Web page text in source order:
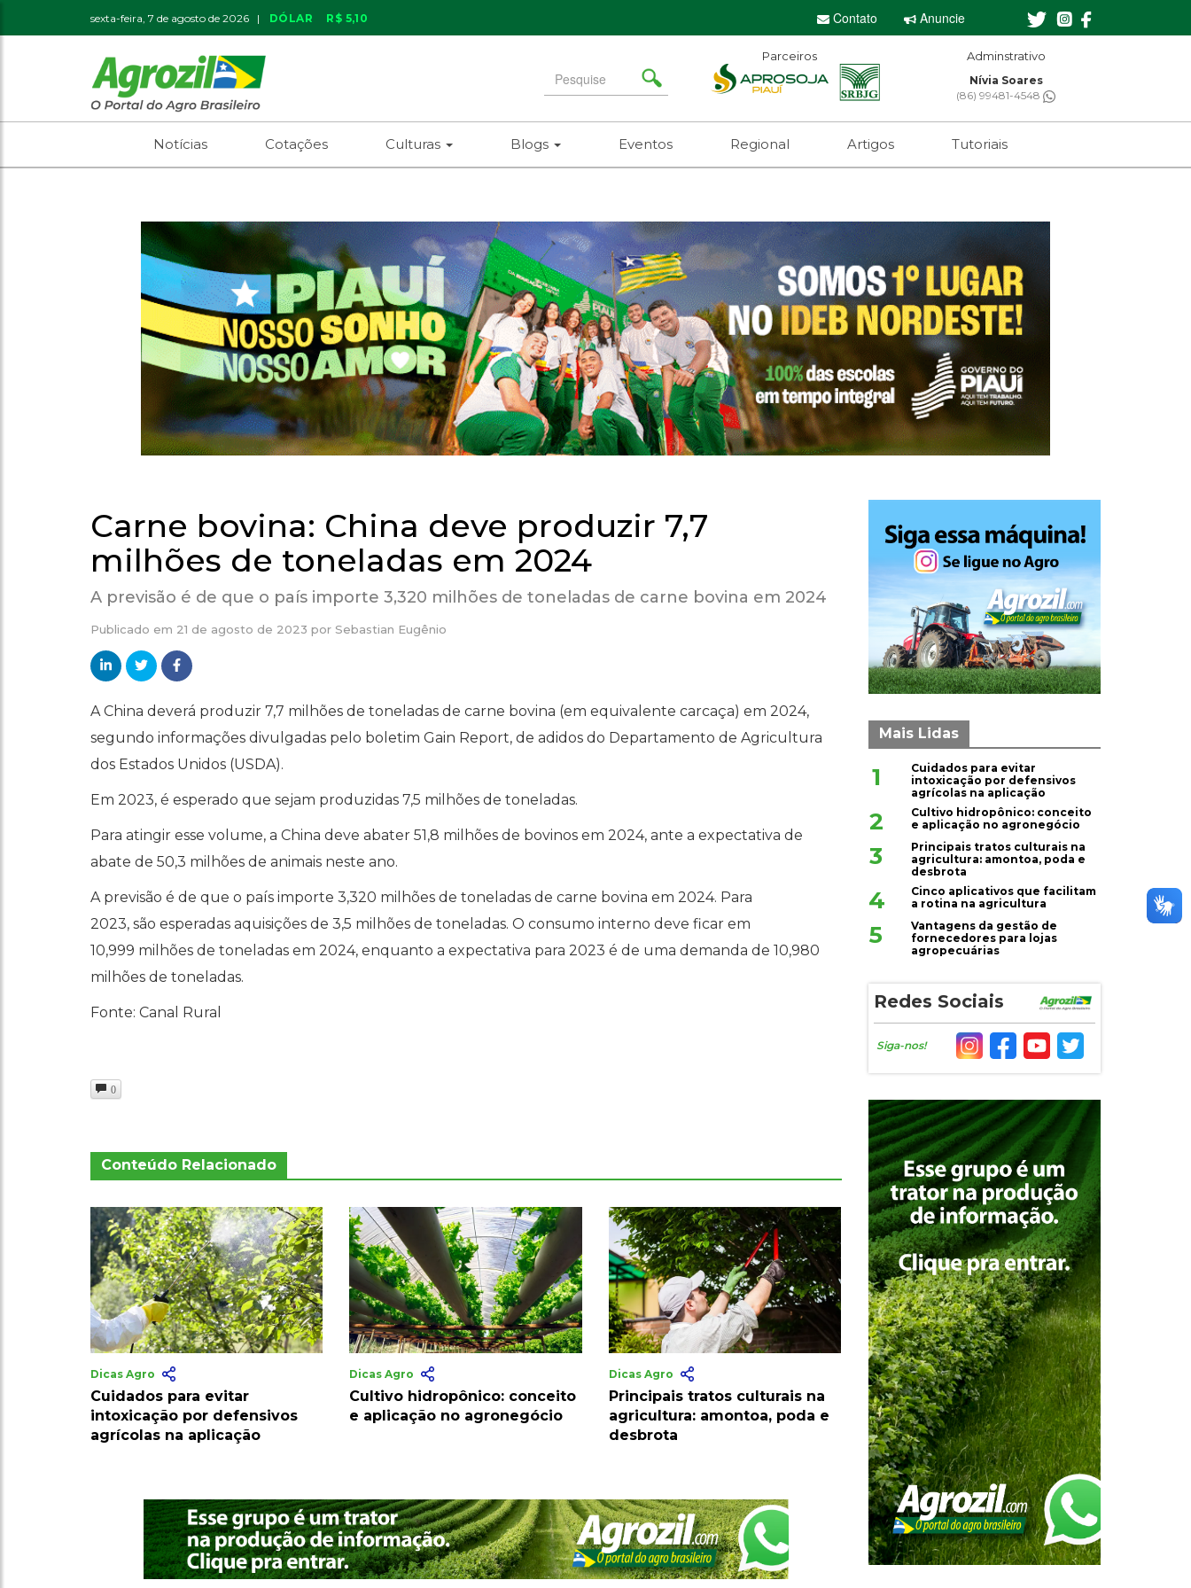
sexta-feira, 7 de agosto de 2026 | DÓLAR R$ 5,10 Contato Anuncie
Search
for
Parceiros Adminstrativo
Nívia Soares
(86) 99481-4548
Notícias Cotações Culturas Blogs Eventos Regional Artigos Tutoriais
Carne bovina: China deve produzir 7,7
milhões de toneladas em 2024
A previsão é de que o país importe 3,320 milhões de toneladas de carne bovina em 2024
Publicado em 21 de agosto de 2023 por Sebastian Eugênio
A China deverá produzir 7,7 milhões de toneladas de carne bovina (em equivalente carcaça) em 2024,
segundo informações divulgadas pelo boletim Gain Report, de adidos do Departamento de Agricultura
dos Estados Unidos (USDA).
Em 2023, é esperado que sejam produzidas 7,5 milhões de toneladas.
Para atingir esse volume, a China deve abater 51,8 milhões de bovinos em 2024, ante a expectativa de
abate de 50,3 milhões de animais neste ano.
A previsão é de que o país importe 3,320 milhões de toneladas de carne bovina em 2024. Para
2023, são esperadas aquisições de 3,5 milhões de toneladas. O consumo interno deve ficar em
10,999 milhões de toneladas em 2024, enquanto a expectativa para 2023 é de uma demanda de 10,980
milhões de toneladas.
Fonte: Canal Rural
0
Conteúdo Relacionado
Dicas Agro
Cuidados para evitar
intoxicação por defensivos
agrícolas na aplicação
Dicas Agro
Cultivo hidropônico: conceito
e aplicação no agronegócio
Dicas Agro
Principais tratos culturais na
agricultura: amontoa, poda e
desbrota
Mais Lidas
1
Cuidados para evitar
intoxicação por defensivos
agrícolas na aplicação
2
Cultivo hidropônico: conceito
e aplicação no agronegócio
3
Principais tratos culturais na
agricultura: amontoa, poda e
desbrota
4
Cinco aplicativos que facilitam
a rotina na agricultura
5
Vantagens da gestão de
fornecedores para lojas
agropecuárias
Redes Sociais
Siga-nos!